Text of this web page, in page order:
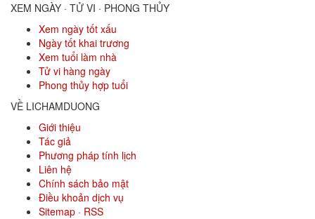
XEM NGÀY · TỬ VI · PHONG THỦY
Xem ngày tốt xấu
Ngày tốt khai trương
Xem tuổi làm nhà
Tử vi hàng ngày
Phong thủy hợp tuổi
VỀ LICHAMDUONG
Giới thiệu
Tác giả
Phương pháp tính lịch
Liên hệ
Chính sách bảo mật
Điều khoản dịch vụ
Sitemap · RSS